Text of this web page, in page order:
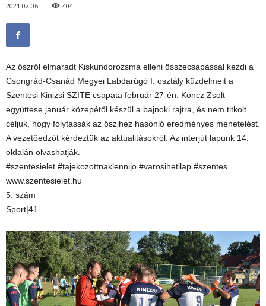
2021.02.06. 404
Az őszről elmaradt Kiskundorozsma elleni összecsapással kezdi a
Csongrád-Csanád Megyei Labdarúgó I. osztály küzdelmeit a
Szentesi Kinizsi SZITE csapata február 27-én. Koncz Zsolt
együttese január közepétől készül a bajnoki rajtra, és nem titkolt
céljuk, hogy folytassák az őszihez hasonló eredményes menetelést.
A vezetőedzőt kérdeztük az aktualitásokról. Az interjút lapunk 14.
oldalán olvashatják.
#szentesielet #tajekozottnaklennijo #varosihetilap #szentes
www.szentesielet.hu
5. szám
Sport|41